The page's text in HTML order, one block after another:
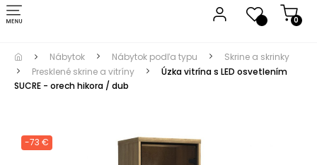
0
Toggle navigation
Nábytok Nábytok podľa typu
Skrine a skrinky
Presklené skrine a vitríny
Úzka vitrína s LED osvetlením
SUCRE - orech hikora / dub
-73 €